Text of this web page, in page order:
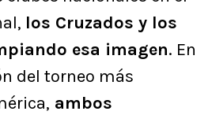
los Cruzados y los
esa imagen. En
del torneo más
ambos